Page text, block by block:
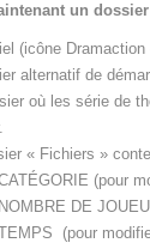
un
(icône Dramaction
alternatif de
où les série de
« Fichiers »
(pour
NOMBRE DE
(pour